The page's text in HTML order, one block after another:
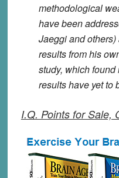
methodological
have been
Jaeggi and
results from his
study, which
results have yet to
I.Q. Points for Sale,